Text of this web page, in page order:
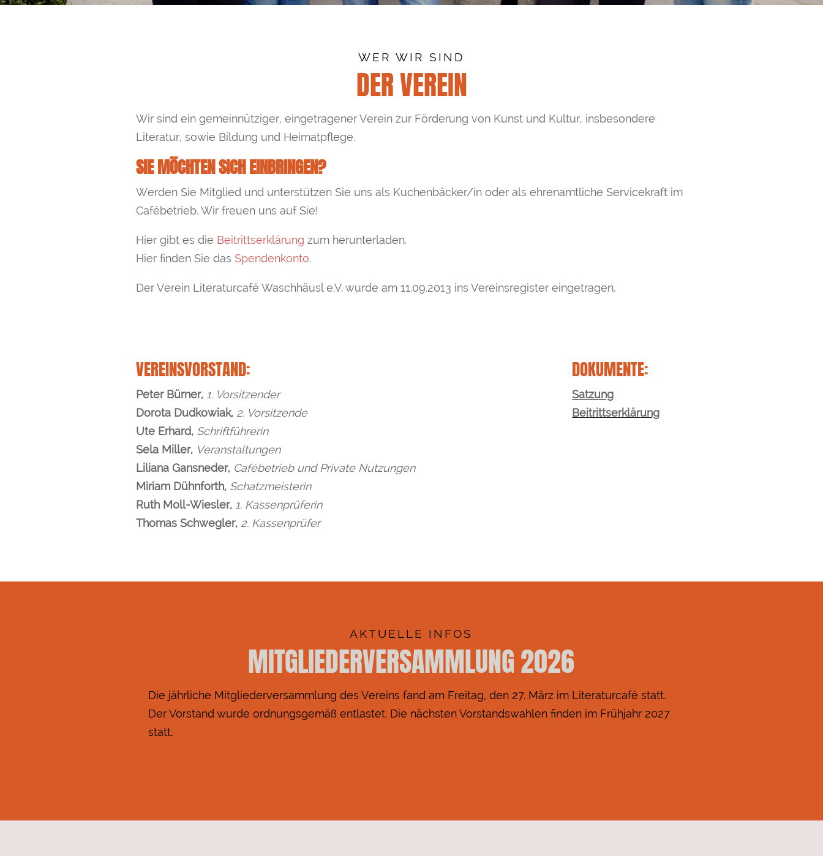
WER WIR SIND
DER VEREIN
Wir sind ein gemeinnütziger, eingetragener Verein zur Förderung von Kunst und Kultur, insbesondere
Literatur, sowie Bildung und Heimatpflege.
SIE MÖCHTEN SICH EINBRINGEN?
Werden Sie Mitglied und unterstützen Sie uns als Kuchenbäcker/in oder als ehrenamtliche Servicekraft im
Cafébetrieb. Wir freuen uns auf Sie!
Hier gibt es die Beitrittserklärung zum herunterladen.
Hier finden Sie das Spendenkonto.
Der Verein Literaturcafé Waschhäusl e.V. wurde am 11.09.2013 ins Vereinsregister eingetragen.
VEREINSVORSTAND:
Peter Bürner, 1. Vorsitzender
Dorota Dudkowiak, 2. Vorsitzende
Ute Erhard, Schriftführerin
Sela Miller, Veranstaltungen
Liliana Gansneder, Cafébetrieb und Private Nutzungen
Miriam Dühnforth, Schatzmeisterin
Ruth Moll-Wiesler, 1. Kassenprüferin
Thomas Schwegler, 2. Kassenprüfer
DOKUMENTE:
Satzung
Beitrittserklärung
AKTUELLE INFOS
MITGLIEDERVERSAMMLUNG 2026
Die jährliche Mitgliederversammlung des Vereins fand am Freitag, den 27. März im Literaturcafé statt.
Der Vorstand wurde ordnungsgemäß entlastet. Die nächsten Vorstandswahlen finden im Frühjahr 2027
statt.